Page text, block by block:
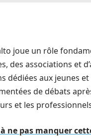
joue un rôle
des associations et
aux jeunes et
de débats
et les
ne pas manquer